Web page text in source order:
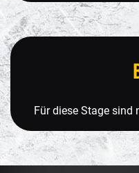
Für diese Stage sind